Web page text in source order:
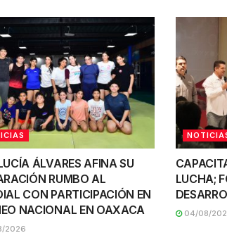
ÁLVARES AFINA SU
RUMBO AL
CON PARTICIPACIÓN EN
NACIONAL EN OAXACA
2026
LUCHA;
04/08/